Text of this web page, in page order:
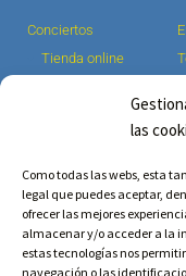
las
Como todas las webs, esta
legal que puedes aceptar,
ofrecer las mejores
almacenar y/o acceder a la
estas tecnologías nos
navegación o las
Conciertos
Tienda online
Biografía
Contacto